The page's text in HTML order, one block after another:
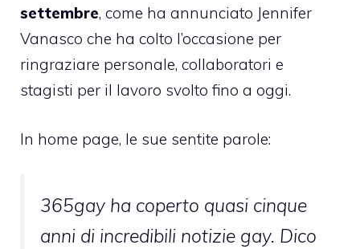
settembre, come ha annunciato Jennifer
Vanasco che ha colto l’occasione per
ringraziare personale, collaboratori e
stagisti per il lavoro svolto fino a oggi.
In home page, le sue sentite parole:
365gay ha coperto quasi cinque
anni di incredibili notizie gay. Dico